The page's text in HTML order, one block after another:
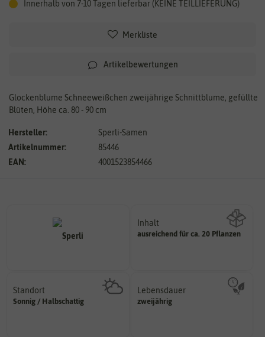
Innerhalb von 7-10 Tagen lieferbar (KEINE TEILLIEFERUNG)
Merkliste
Artikelbewertungen
Glockenblume Schneeweißchen zweijährige Schnittblume, gefüllte
Blüten, Höhe ca. 80 - 90 cm
Hersteller:
Sperli-Samen
Artikelnummer:
85446
EAN:
4001523854466
Inhalt
ausreichend für ca. 20 Pflanzen
Wie viel ist enthalten
Standort
Sonnig / Halbschattig
Pflanze? (schattig, halbschattig,
sonnig, vollsonnig)
Lebensdauer
zweijährig
einjährig, zweijährig oder
mehrjährig.